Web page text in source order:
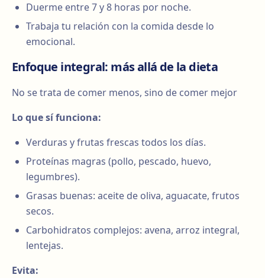
Duerme entre 7 y 8 horas por noche.
Trabaja tu relación con la comida desde lo
emocional.
Enfoque integral: más allá de la dieta
No se trata de comer menos, sino de comer mejor
Lo que sí funciona:
Verduras y frutas frescas todos los días.
Proteínas magras (pollo, pescado, huevo,
legumbres).
Grasas buenas: aceite de oliva, aguacate, frutos
secos.
Carbohidratos complejos: avena, arroz integral,
lentejas.
Evita: